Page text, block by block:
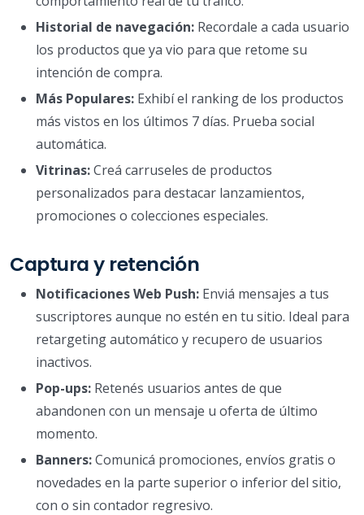
Historial de navegación: Recordale a cada usuario
los productos que ya vio para que retome su
intención de compra.
Más Populares: Exhibí el ranking de los productos
más vistos en los últimos 7 días. Prueba social
automática.
Vitrinas:Creá carruseles de productos
personalizados para destacar lanzamientos,
promociones o colecciones especiales.
Captura y retención
Notificaciones Web Push: Enviá mensajes a tus
suscriptores aunque no estén en tu sitio. Ideal para
retargeting automático y recupero de usuarios
inactivos.
Pop-ups: Retenés usuarios antes de que
abandonen con un mensaje u oferta de último
momento.
Banners:Comunicá promociones, envíos gratis o
novedades en la parte superior o inferior del sitio,
con o sin contador regresivo.